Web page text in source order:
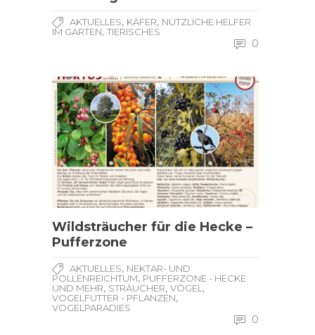
AKTUELLES, KÄFER, NÜTZLICHE HELFER
IM GARTEN, TIERISCHES
0
Wildsträucher für die Hecke –
Pufferzone
AKTUELLES, NEKTAR- UND
POLLENREICHTUM, PUFFERZONE - HECKE
UND MEHR, STRÄUCHER, VÖGEL,
VOGELFUTTER - PFLANZEN,
VOGELPARADIES
0